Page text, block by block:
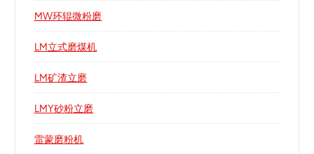
MW环辊微粉磨
LM立式磨煤机
LM矿渣立磨
LMY砂粉立磨
雷蒙磨粉机